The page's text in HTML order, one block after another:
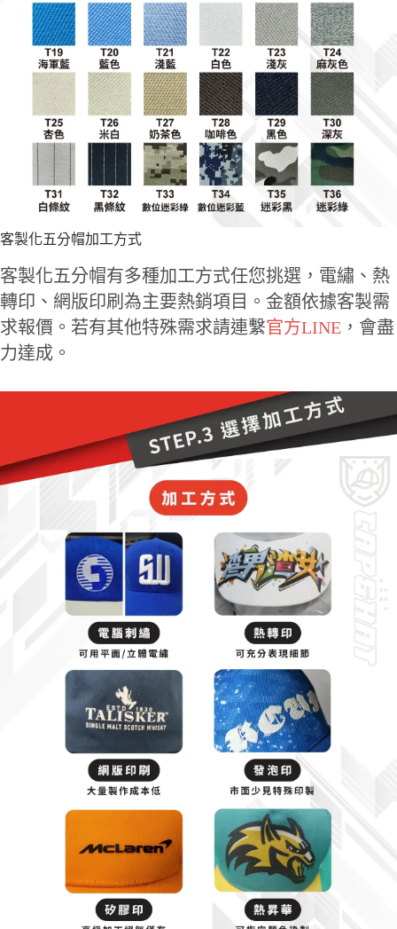
客製化五分帽加工方式
客製化五分帽有多種加工方式任您挑選，電繡、熱
轉印、網版印刷為主要熱銷項目。金額依據客製需
求報價。若有其他特殊需求請連繫官方LINE ，會盡
力達成。